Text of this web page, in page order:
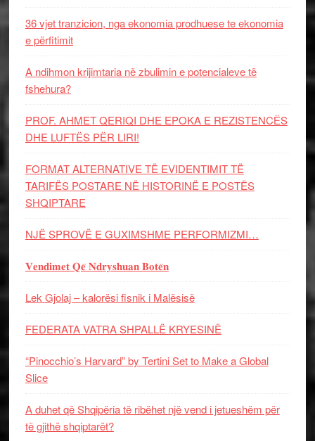
36 vjet tranzicion, nga ekonomia prodhuese te ekonomia
e përfitimit
A ndihmon krijimtaria në zbulimin e potencialeve të
fshehura?
PROF. AHMET QERIQI DHE EPOKA E REZISTENCЁS
DHE LUFTЁS PЁR LIRI!
FORMAT ALTERNATIVE TË EVIDENTIMIT TË
TARIFËS POSTARE NË HISTORINË E POSTËS
SHQIPTARE
NJË SPROVË E GUXIMSHME PERFORMIZMI…
𝐕𝐞𝐧𝐝𝐢𝐦𝐞𝐭 𝐐𝐞̈ 𝐍𝐝𝐫𝐲𝐬𝐡𝐮𝐚𝐧 𝐁𝐨𝐭𝐞̈𝐧
Lek Gjolaj – kalorësi fisnik i Malësisë
FEDERATA VATRA SHPALLË KRYESINË
“Pinocchio’s Harvard” by Tertini Set to Make a Global
Slice
A duhet që Shqipëria të ribëhet një vend i jetueshëm për
të gjithë shqiptarët?